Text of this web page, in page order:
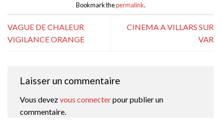
Bookmark thepermalink.
VAGUE DE CHALEUR
VIGILANCE ORANGE
CINEMA A VILLARS SUR
VAR
Laisser un commentaire
Vous devezvous connecterpour publier un
commentaire.